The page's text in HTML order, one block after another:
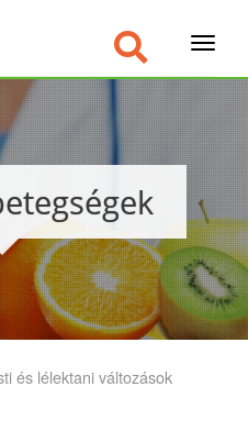
és lélektani változások